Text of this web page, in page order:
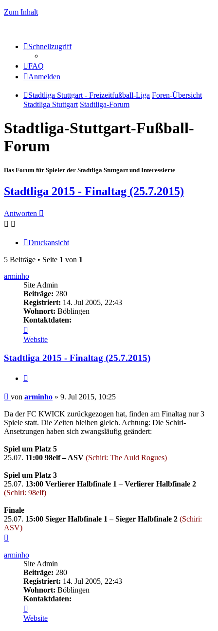
Zum Inhalt
Schnellzugriff
FAQ
Anmelden
Stadtliga Stuttgart - Freizeitfußball-Liga Foren-Übersicht
Stadtliga Stuttgart Stadtliga-Forum
Stadtliga-Stuttgart-Fußball-
Forum
Das Forum für Spieler der Stadtliga Stuttgart und Interessierte
Stadtliga 2015 - Finaltag (25.7.2015)
Antworten
Druckansicht
5 Beiträge • Seite 1 von 1
arminho
Site Admin
Beiträge: 280
Registriert: 14. Jul 2005, 22:43
Wohnort: Böblingen
Kontaktdaten:
von
arminho
Website
Stadtliga 2015 - Finaltag (25.7.2015)
Beitrag
von arminho » 9. Jul 2015, 10:25
Da der FC KWICK zurückgezogen hat, finden am Finaltag nur 3
Spiele statt. Die Zeiten bleiben gleich. Achtung: Die Schiri-
Ansetzungen haben sich zwangsläufig geändert:
Spiel um Platz 5
25.07. 11:00 98elf – ASV (Schiri: The Auld Rogues)
Spiel um Platz 3
25.07. 13:00 Verlierer Halbfinale 1 – Verlierer Halbfinale 2
(Schiri: 98elf)
Finale
25.07. 15:00 Sieger Halbfinale 1 – Sieger Halbfinale 2 (Schiri:
ASV)
arminho
Site Admin
Beiträge: 280
Registriert: 14. Jul 2005, 22:43
Wohnort: Böblingen
Kontaktdaten:
von
arminho
Website